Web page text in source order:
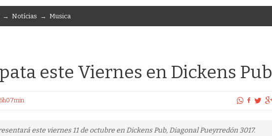
→ Notícias → Musica
este Viernes en Dickens Pub
este viernes 11 de octubre en Dickens Pub, Diagonal Pueyrredón 3017.